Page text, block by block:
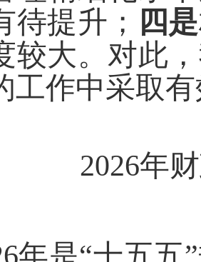
待提升；
四是
较大。对此
工作中采取
2026年